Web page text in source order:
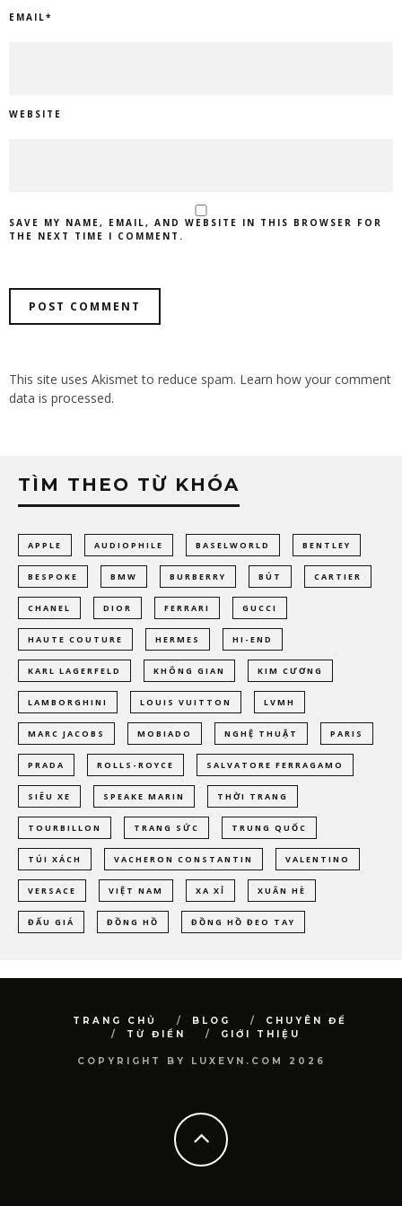
EMAIL*
WEBSITE
SAVE MY NAME, EMAIL, AND WEBSITE IN THIS BROWSER FOR
THE NEXT TIME I COMMENT.
This site uses Akismet to reduce spam. Learn how your comment
data is processed.
TÌM THEO TỪ KHÓA
APPLE AUDIOPHILE BASELWORLD BENTLEY
BESPOKE BMW BURBERRY BÚT CARTIER
CHANEL DIOR FERRARI GUCCI
HAUTE COUTURE HERMES HI-END
KARL LAGERFELD KHÔNG GIAN KIM CƯƠNG
LAMBORGHINI LOUIS VUITTON LVMH
MARC JACOBS MOBIADO NGHỆ THUẬT PARIS
PRADA ROLLS-ROYCE SALVATORE FERRAGAMO
SIÊU XE SPEAKE MARIN THỜI TRANG
TOURBILLON TRANG SỨC TRUNG QUỐC
TÚI XÁCH VACHERON CONSTANTIN VALENTINO
VERSACE VIỆT NAM XA XỈ XUÂN HÈ
ĐẤU GIÁ ĐỒNG HỒ ĐỒNG HỒ ĐEO TAY
TRANG CHỦ BLOG
CHUYÊN ĐỀ
TỪ ĐIỂN
GIỚI THIỆU
COPYRIGHT BY LUXEVN.COM 2026